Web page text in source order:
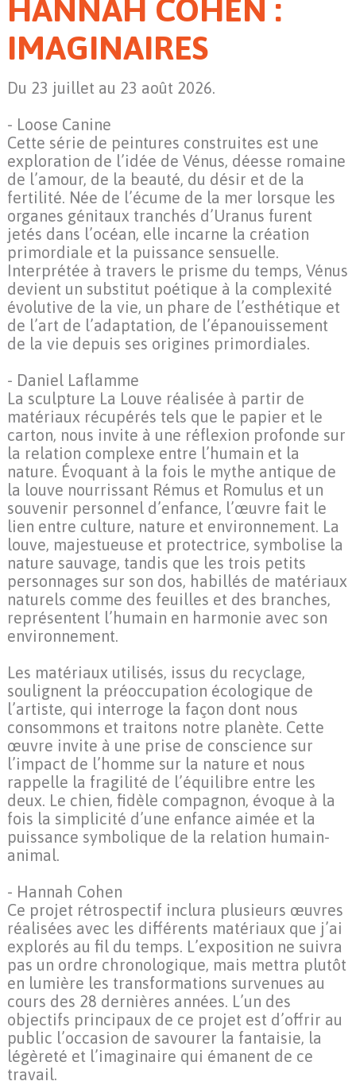
HANNAH COHEN :
IMAGINAIRES
Du 23 juillet au 23 août 2026.
- Loose Canine
Cette série de peintures construites est une
exploration de l’idée de Vénus, déesse romaine
de l’amour, de la beauté, du désir et de la
fertilité. Née de l’écume de la mer lorsque les
organes génitaux tranchés d’Uranus furent
jetés dans l’océan, elle incarne la création
primordiale et la puissance sensuelle.
Interprétée à travers le prisme du temps, Vénus
devient un substitut poétique à la complexité
évolutive de la vie, un phare de l’esthétique et
de l’art de l’adaptation, de l’épanouissement
de la vie depuis ses origines primordiales.
- Daniel Laflamme
La sculpture La Louve réalisée à partir de
matériaux récupérés tels que le papier et le
carton, nous invite à une réflexion profonde sur
la relation complexe entre l’humain et la
nature. Évoquant à la fois le mythe antique de
la louve nourrissant Rémus et Romulus et un
souvenir personnel d’enfance, l’œuvre fait le
lien entre culture, nature et environnement. La
louve, majestueuse et protectrice, symbolise la
nature sauvage, tandis que les trois petits
personnages sur son dos, habillés de matériaux
naturels comme des feuilles et des branches,
représentent l’humain en harmonie avec son
environnement.
Les matériaux utilisés, issus du recyclage,
soulignent la préoccupation écologique de
l’artiste, qui interroge la façon dont nous
consommons et traitons notre planète. Cette
œuvre invite à une prise de conscience sur
l’impact de l’homme sur la nature et nous
rappelle la fragilité de l’équilibre entre les
deux. Le chien, fidèle compagnon, évoque à la
fois la simplicité d’une enfance aimée et la
puissance symbolique de la relation humain-
animal.
- Hannah Cohen
Ce projet rétrospectif inclura plusieurs œuvres
réalisées avec les différents matériaux que j’ai
explorés au fil du temps. L’exposition ne suivra
pas un ordre chronologique, mais mettra plutôt
en lumière les transformations survenues au
cours des 28 dernières années. L’un des
objectifs principaux de ce projet est d’offrir au
public l’occasion de savourer la fantaisie, la
légèreté et l’imaginaire qui émanent de ce
travail.